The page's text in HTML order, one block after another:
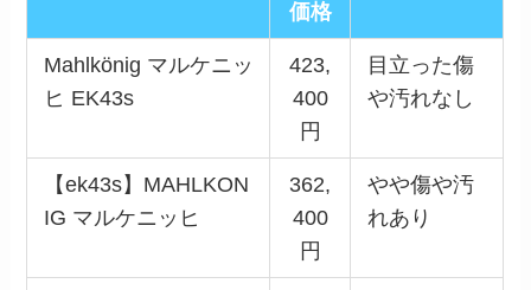
価格
Mahlkönig マルケニッ
ヒ EK43s
423,
400
円
目立った傷
や汚れなし
【ek43s】MAHLKON
IG マルケニッヒ
362,
400
円
やや傷や汚
れあり